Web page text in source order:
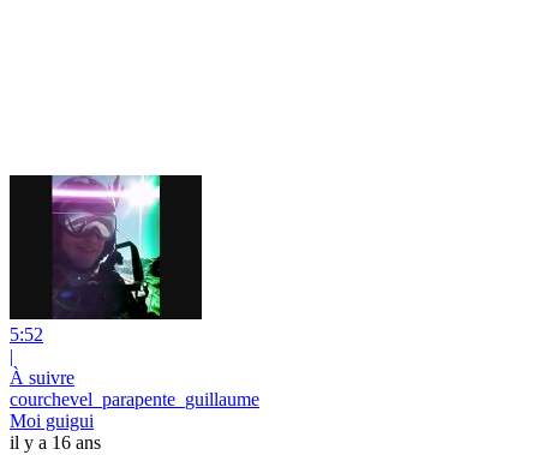
5:52
|
À suivre
courchevel_parapente_guillaume
Moi guigui
il y a 16 ans